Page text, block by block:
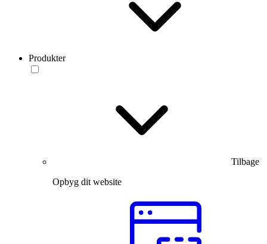
Produkter
Tilbage
Opbyg dit website